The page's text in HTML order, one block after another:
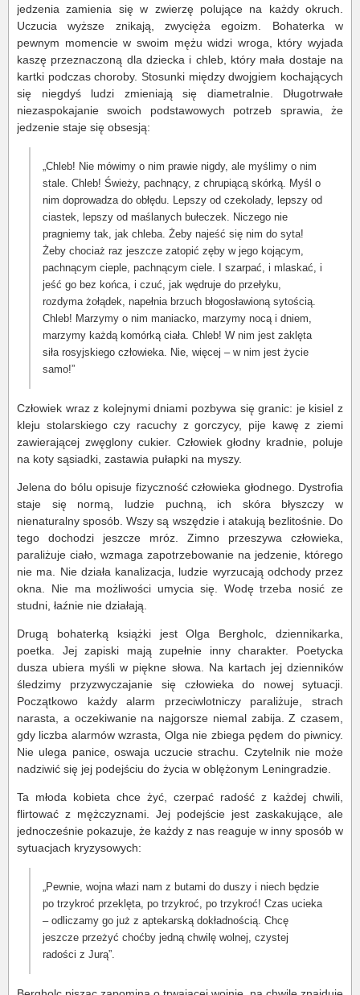
jedzenia zamienia się w zwierzę polujące na każdy okruch.
Uczucia wyższe znikają, zwycięża egoizm. Bohaterka w
pewnym momencie w swoim mężu widzi wroga, który wyjada
kaszę przeznaczoną dla dziecka i chleb, który mała dostaje na
kartki podczas choroby. Stosunki między dwojgiem kochających
się niegdyś ludzi zmieniają się diametralnie. Długotrwałe
niezaspokajanie swoich podstawowych potrzeb sprawia, że
jedzenie staje się obsesją:
„Chleb! Nie mówimy o nim prawie nigdy, ale myślimy o nim
stale. Chleb! Świeży, pachnący, z chrupiącą skórką. Myśl o
nim doprowadza do obłędu. Lepszy od czekolady, lepszy od
ciastek, lepszy od maślanych bułeczek. Niczego nie
pragniemy tak, jak chleba. Żeby najeść się nim do syta!
Żeby chociaż raz jeszcze zatopić zęby w jego kojącym,
pachnącym cieple, pachnącym ciele. I szarpać, i mlaskać, i
jeść go bez końca, i czuć, jak wędruje do przełyku,
rozdyma żołądek, napełnia brzuch błogosławioną sytością.
Chleb! Marzymy o nim maniacko, marzymy nocą i dniem,
marzymy każdą komórką ciała. Chleb! W nim jest zaklęta
siła rosyjskiego człowieka. Nie, więcej – w nim jest życie
samo!”
Człowiek wraz z kolejnymi dniami pozbywa się granic: je kisiel z
kleju stolarskiego czy racuchy z gorczycy, pije kawę z ziemi
zawierającej zwęglony cukier. Człowiek głodny kradnie, poluje
na koty sąsiadki, zastawia pułapki na myszy.
Jelena do bólu opisuje fizyczność człowieka głodnego. Dystrofia
staje się normą, ludzie puchną, ich skóra błyszczy w
nienaturalny sposób. Wszy są wszędzie i atakują bezlitośnie. Do
tego dochodzi jeszcze mróz. Zimno przeszywa człowieka,
paraliżuje ciało, wzmaga zapotrzebowanie na jedzenie, którego
nie ma. Nie działa kanalizacja, ludzie wyrzucają odchody przez
okna. Nie ma możliwości umycia się. Wodę trzeba nosić ze
studni, łaźnie nie działają.
Drugą bohaterką książki jest Olga Bergholc, dziennikarka,
poetka. Jej zapiski mają zupełnie inny charakter. Poetycka
dusza ubiera myśli w piękne słowa. Na kartach jej dzienników
śledzimy przyzwyczajanie się człowieka do nowej sytuacji.
Początkowo każdy alarm przeciwlotniczy paraliżuje, strach
narasta, a oczekiwanie na najgorsze niemal zabija. Z czasem,
gdy liczba alarmów wzrasta, Olga nie zbiega pędem do piwnicy.
Nie ulega panice, oswaja uczucie strachu. Czytelnik nie może
nadziwić się jej podejściu do życia w oblężonym Leningradzie.
Ta młoda kobieta chce żyć, czerpać radość z każdej chwili,
flirtować z mężczyznami. Jej podejście jest zaskakujące, ale
jednocześnie pokazuje, że każdy z nas reaguje w inny sposób w
sytuacjach kryzysowych:
„Pewnie, wojna włazi nam z butami do duszy i niech będzie
po trzykroć przeklęta, po trzykroć, po trzykroć! Czas ucieka
– odliczamy go już z aptekarską dokładnością. Chcę
jeszcze przeżyć choćby jedną chwilę wolnej, czystej
radości z Jurą”.